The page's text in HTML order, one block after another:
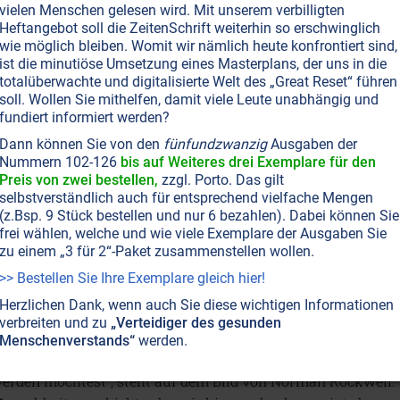
Psychiatriewahn: Niemand braucht
Sämtliche psychiatrischen Erkrankungen werden von nur
erstaunlich viele erhalten Geld von der Pharmaindustrie.
Regung als pathologisch. Es wird Zeit, dass wir uns nicht
normal ist und was nicht. „Wahnsinn“ war schon immer ein
ZEITENSCHRIFT NR. 121 GESELLSCHAFT ALLGEMEIN POLITIK ALLGEMEIN
KULTE • MYTHOLOGIE
THEOSOPHIE ATLANTIS • LEMURIA MIGRATIONSPROBLEME
Menschheitsgeschichte: Ein
Hindernissen
Unzählige Ethnien bevölkern die Erde; doch jeder Mensch
Herzen, der uns alle zu Brüdern und Schwestern macht.
möchtest“, steht auf dem Bild von Norman Rockwell.
vielen Menschen gelesen wird. Mit unserem verbilligten
Heftangebot soll die ZeitenSchrift weiterhin so erschwinglich
wie möglich bleiben. Womit wir nämlich heute konfrontiert sind,
ist die minutiöse Umsetzung eines Masterplans, der uns in die
totalüberwachte und digitalisierte Welt des „Great Reset“ führen
soll. Wollen Sie mithelfen, damit viele Leute unabhängig und
fundiert informiert werden?
Dann können Sie von den fünfundzwanzigAusgaben der
Nummern 102-126 bis auf Weiteres drei Exemplare für den
Preis von zwei bestellen, zzgl. Porto. Das gilt
selbstverständlich auch für entsprechend vielfache Mengen
(z.Bsp. 9 Stück bestellen und nur 6 bezahlen). Dabei können Sie
frei wählen, welche und wie viele Exemplare der Ausgaben Sie
zu einem „3 für 2“-Paket zusammenstellen wollen.
>> Bestellen Sie Ihre Exemplare gleich hier!
Herzlichen Dank, wenn auch Sie diese wichtigen Informationen
verbreiten und zu „Verteidiger des gesunden
Menschenverstands“werden.